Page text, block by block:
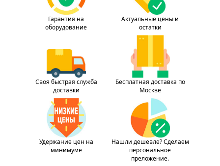
Гарантия на
оборудование
Актуальные цены и
остатки
Своя быстрая служба
доставки
Бесплатная доставка по
Москве
Удержание цен на
минимуме
Нашли дешевле? Сделаем
персональное
преложение.